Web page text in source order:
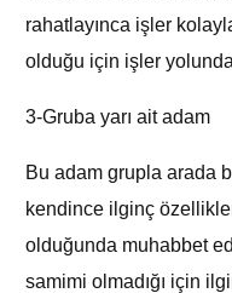
rahatlayınca işler
olduğu için işler
3-Gruba yarı ait adam
Bu adam grupla arada
kendince ilginç
olduğunda muhabbet
samimi olmadığı için